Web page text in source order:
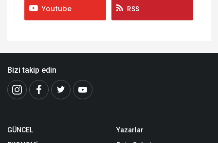
Youtube RSS
Bizi takip edin
GÜNCEL
Yazarlar